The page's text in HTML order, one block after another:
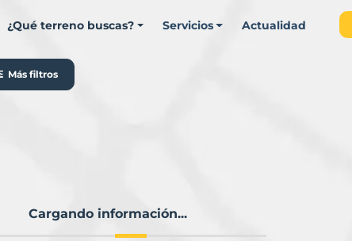
¿Qué terreno buscas? Servicios Actualidad
Más filtros
Cargando información...